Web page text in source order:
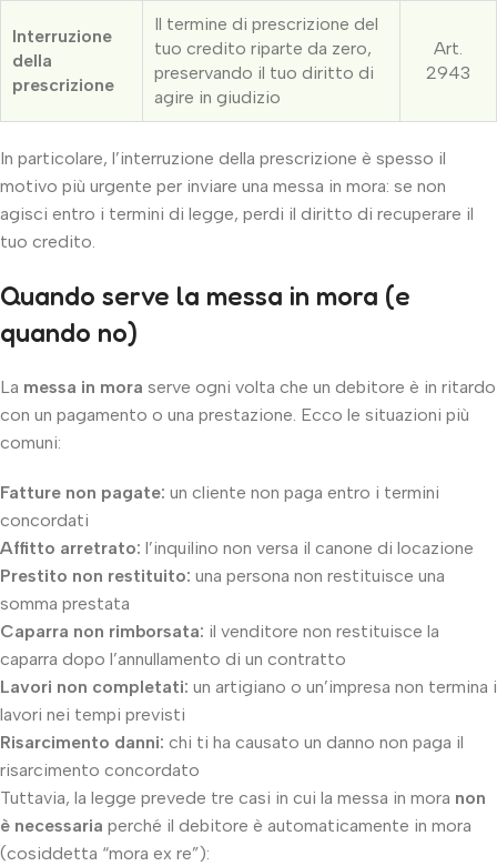
Interruzione
della
prescrizione
Il termine di prescrizione del
tuo credito riparte da zero,
preservando il tuo diritto di
agire in giudizio
Art.
2943
In particolare, l’interruzione della prescrizione è spesso il
motivo più urgente per inviare una messa in mora: se non
agisci entro i termini di legge, perdi il diritto di recuperare il
tuo credito.
Quando serve la messa in mora (e
quando no)
La messa in mora serve ogni volta che un debitore è in ritardo
con un pagamento o una prestazione. Ecco le situazioni più
comuni:
Fatture non pagate: un cliente non paga entro i termini
concordati
Affitto arretrato: l’inquilino non versa il canone di locazione
Prestito non restituito: una persona non restituisce una
somma prestata
Caparra non rimborsata: il venditore non restituisce la
caparra dopo l’annullamento di un contratto
Lavori non completati: un artigiano o un’impresa non termina i
lavori nei tempi previsti
Risarcimento danni: chi ti ha causato un danno non paga il
risarcimento concordato
Tuttavia, la legge prevede tre casi in cui la messa in mora non
è necessaria perché il debitore è automaticamente in mora
(cosiddetta “mora ex re”):